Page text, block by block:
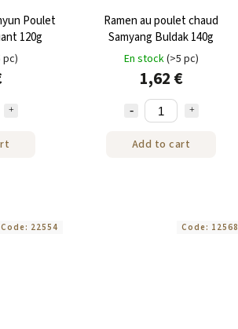
Poulet
120g
pc)
Ramen au poulet chaud
Samyang Buldak 140g
En stock(>5 pc)
1,62 €
Add to cart
Code: 22554 Code: 12568